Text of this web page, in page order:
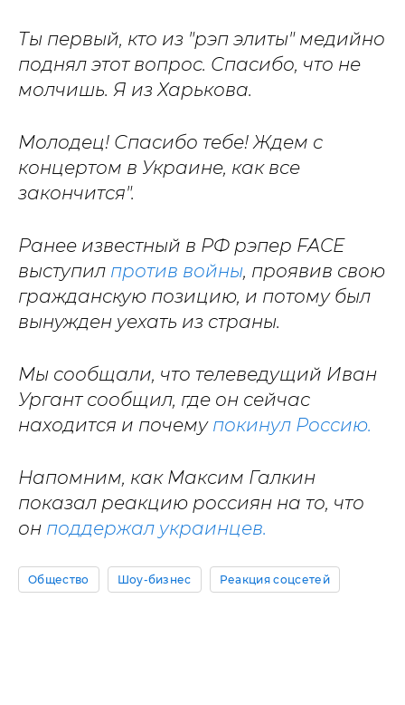
Ты первый, кто из "рэп элиты" медийно
поднял этот вопрос. Спасибо, что не
молчишь. Я из Харькова.
Молодец! Спасибо тебе! Ждем с
концертом в Украине, как все
закончится".
Ранее известный в РФ рэпер FACE
выступил против войны, проявив свою
гражданскую позицию, и потому был
вынужден уехать из страны.
Мы сообщали, что телеведущий Иван
Ургант сообщил, где он сейчас
находится и почему покинул Россию.
Напомним, как Максим Галкин
показал реакцию россиян на то, что
он поддержал украинцев.
Общество Шоу-бизнес Реакция соцсетей